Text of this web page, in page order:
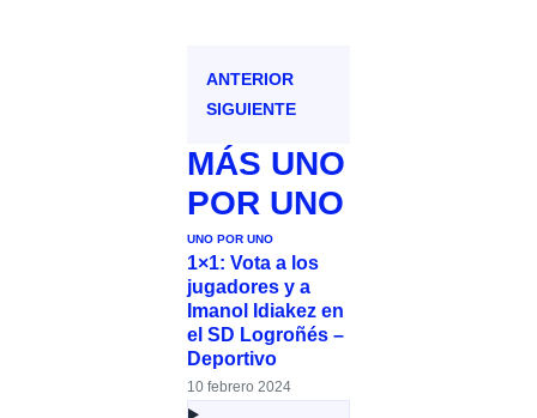
ANTERIOR
SIGUIENTE
MÁS UNO
POR UNO
UNO POR UNO
1×1: Vota a los
jugadores y a
Imanol Idiakez en
el SD Logroñés –
Deportivo
10 febrero 2024